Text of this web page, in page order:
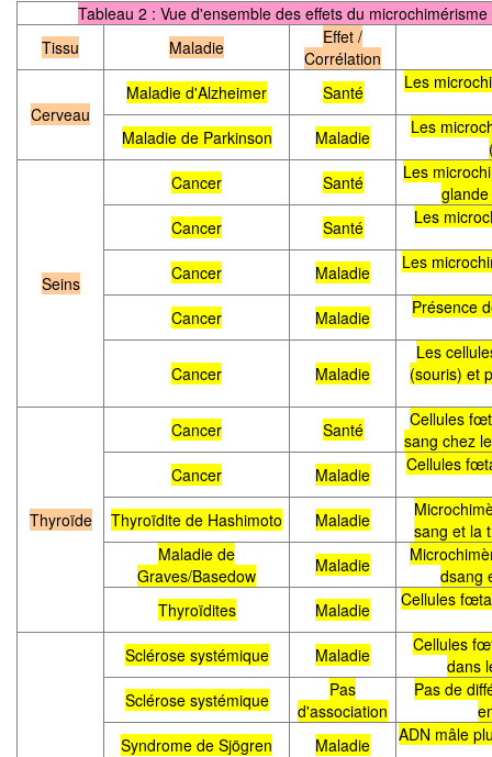
Tableau 2 : Vue d'ensemble des effets du
Tissu
Maladie
Effet /
Corrélation
Cerveau
Maladie d'Alzheimer Santé Les
Maladie de Parkinson Maladie
Les
Seins
Cancer Santé
Les
Cancer
Santé Les
Cancer Maladie Les
Cancer Maladie Présence
Cancer Maladie
Les
(souris) et
Thyroïde
Cancer Santé
Cellules
sang chez
Cancer
Maladie Cellules
Thyroïdite de Hashimoto Maladie
sang et la
Maladie de
Graves/Basedow
Maladie
dsang
Thyroïdites
Maladie Cellules
Sclérose systémique Maladie
Cellules
dans
Sclérose systémique
Pas
d'association
Pas de
Syndrome de Sjögren
Maladie ADN mâle